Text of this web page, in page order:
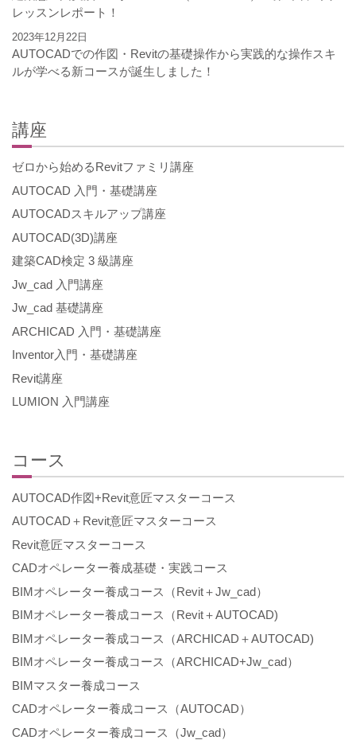
レッスンレポート！
2023年12月22日
AUTOCADでの作図・Revitの基礎操作から実践的な操作スキ
ルが学べる新コースが誕生しました！
講座
ゼロから始めるRevitファミリ講座
AUTOCAD 入門・基礎講座
AUTOCADスキルアップ講座
AUTOCAD(3D)講座
建築CAD検定 3 級講座
Jw_cad 入門講座
Jw_cad 基礎講座
ARCHICAD 入門・基礎講座
Inventor入門・基礎講座
Revit講座
LUMION 入門講座
コース
AUTOCAD作図+Revit意匠マスターコース
AUTOCAD＋Revit意匠マスターコース
Revit意匠マスターコース
CADオペレーター養成基礎・実践コース
BIMオペレーター養成コース（Revit＋Jw_cad）
BIMオペレーター養成コース（Revit＋AUTOCAD)
BIMオペレーター養成コース（ARCHICAD＋AUTOCAD)
BIMオペレーター養成コース（ARCHICAD+Jw_cad）
BIMマスター養成コース
CADオペレーター養成コース（AUTOCAD）
CADオペレーター養成コース（Jw_cad）